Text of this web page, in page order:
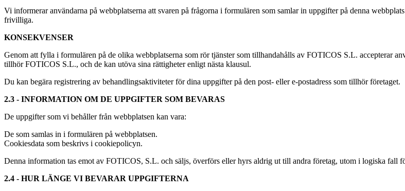
Vi informerar användarna på webbplatserna att svaren på frågorna i formulären som samlar in uppgifter på denna
frivilliga.
KONSEKVENSER
Genom att fylla i formulären på de olika webbplatserna som rör tjänster som tillhandahålls av FOTICOS S.L. accepterar
tillhör FOTICOS S.L., och de kan utöva sina rättigheter enligt nästa klausul.
Du kan begära registrering av behandlingsaktiviteter för dina uppgifter på den post- eller e-postadress som tillhör företaget.
2.3 - INFORMATION OM DE UPPGIFTER SOM BEVARAS
De uppgifter som vi behåller från webbplatsen kan vara:
De som samlas in i formulären på webbplatsen.
Cookiesdata som beskrivs i cookiepolicyn.
Denna information tas emot av FOTICOS, S.L. och säljs, överförs eller hyrs aldrig ut till andra företag, utom i logiska fall
2.4 - HUR LÄNGE VI BEVARAR UPPGIFTERNA